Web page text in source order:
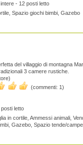
- 12 posti letto
Spazio giochi bimbi, Gazebo
del villaggio di montagna
3 camere rustiche.
(commenti: 1)
letto
in cortile, Ammessi animali,
Gazebo, Spazio tende/